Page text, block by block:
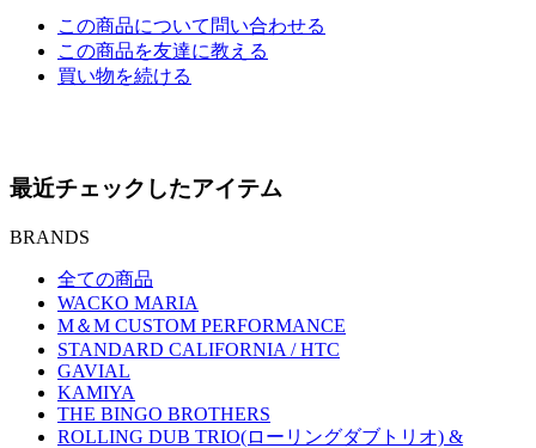
この商品について問い合わせる
この商品を友達に教える
買い物を続ける
最近チェックしたアイテム
BRANDS
全ての商品
WACKO MARIA
M＆M CUSTOM PERFORMANCE
STANDARD CALIFORNIA / HTC
GAVIAL
KAMIYA
THE BINGO BROTHERS
ROLLING DUB TRIO(ローリングダブトリオ) &